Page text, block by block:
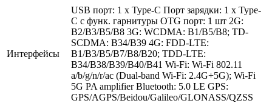
Интерфейсы
USB порт: 1 x Type-C Порт зарядки: 1 x Type-
C с функ. гарнитуры OTG порт: 1 шт 2G:
B2/B3/B5/B8 3G: WCDMA: B1/B5/B8; TD-
SCDMA: B34/B39 4G: FDD-LTE:
B1/B3/B5/B7/B8/B20; TDD-LTE:
B34/B38/B39/B40/B41 Wi-Fi: Wi-Fi 802.11
a/b/g/n/r/ac (Dual-band Wi-Fi: 2.4G+5G); Wi-Fi
5G PA amplifier Bluetooth: 5.0 LE GPS:
GPS/AGPS/Beidou/Galileo/GLONASS/QZSS